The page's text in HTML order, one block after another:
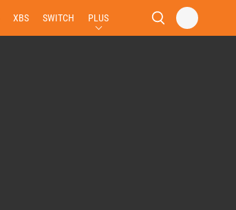
XBS SWITCH PLUS